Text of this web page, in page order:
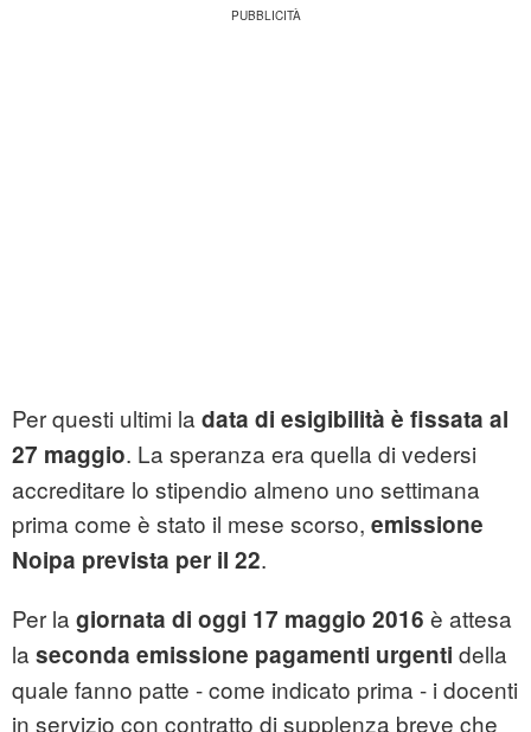
Per questi ultimi la data di esigibilità è fissata al
27 maggio. La speranza era quella di vedersi
accreditare lo stipendio almeno uno settimana
prima come è stato il mese scorso, emissione
Noipa prevista per il 22.
Per la giornata di oggi 17 maggio 2016 è attesa
la seconda emissione pagamenti urgenti della
quale fanno patte - come indicato prima - i docenti
in servizio con contratto di supplenza breve che